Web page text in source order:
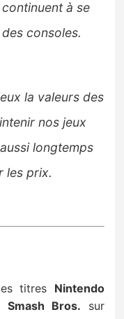
à se
consoles.
la valeurs des
nos jeux
longtemps
les prix.
titres Nintendo
Smash Bros. sur